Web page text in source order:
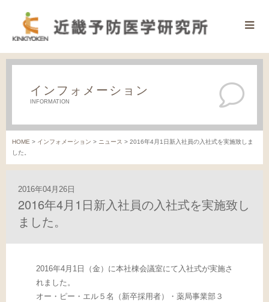
インフォメーション
INFORMATION
HOME > インフォメーション > ニュース > 2016年4月1日新入社員の入社式を実施致しま
した。
2016年04月26日
2016年4月1日新入社員の入社式を実施致し
ました。
2016年4月1日（金）に本社棟会議室にて入社式が実施さ
れました。
オー・ピー・エル５名（新卒採用者）・薬局事業部３